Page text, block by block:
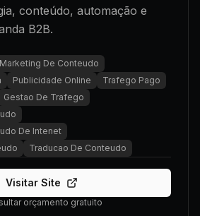
conteúdo, automação e
B2B.
Marketing De Conteudo
Publicidade Online
Trafego Pago
Gestao De Trafego
De Intenet
Traducao De Conteudo
Visitar Site
orçamento gratuito